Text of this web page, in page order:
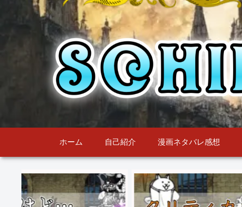
ホーム 自己紹介 漫画ネタバレ感想